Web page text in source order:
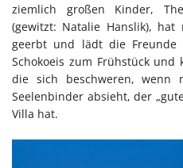
ziemlich großen Kinder,
(gewitzt: Natalie Hanslik),
geerbt und lädt die Freunde
Schokoeis zum Frühstück und
die sich beschweren, wenn
Seelenbinder absieht, der
Villa hat.